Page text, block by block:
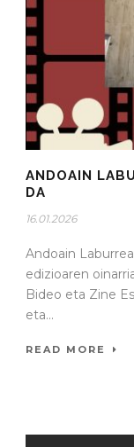
ANDOAIN
DA
16.01.2026
Andoain
edizioaren
Bideo eta Zine
eta...
READ MORE